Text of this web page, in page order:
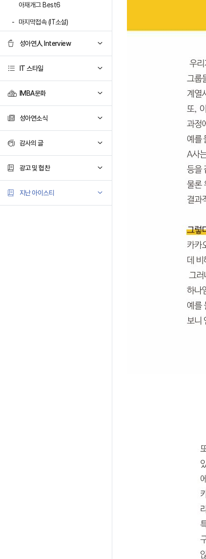
아재개그 Best6
마지막접속 (IT소설)
성아연人 Interview
IT 스타일
IMBA문화
성아연소식
감사의 글
광고 및 협찬
지난 아이스티